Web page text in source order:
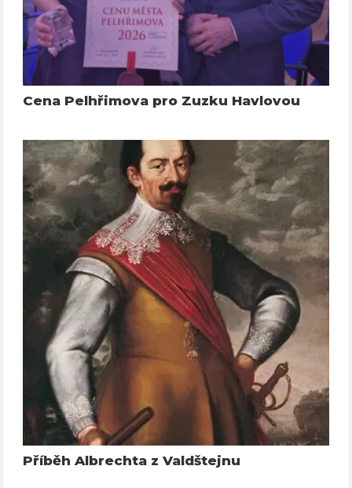
Cena Pelhřimova pro Zuzku Havlovou
Příběh Albrechta z Valdštejnu